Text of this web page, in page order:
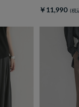
￥11,990